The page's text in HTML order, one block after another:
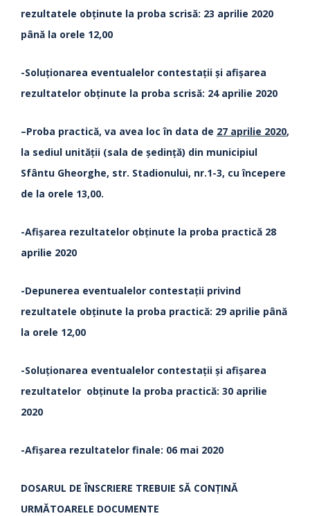
rezultatele obținute la proba scrisă: 23 aprilie 2020
până la orele 12,00
-Soluționarea eventualelor contestații și afișarea
rezultatelor obținute la proba scrisă: 24 aprilie 2020
–Proba practică, va avea loc în data de 27 aprilie 2020,
la sediul unităţii (sala de şedinţă) din municipiul
Sfântu Gheorghe, str. Stadionului, nr.1-3, cu începere
de la orele 13,00.
-Afişarea rezultatelor obținute la proba practică 28
aprilie 2020
-Depunerea eventualelor contestații privind
rezultatele obținute la proba practică: 29 aprilie până
la orele 12,00
-Soluționarea eventualelor contestații și afișarea
rezultatelor obținute la proba practică: 30 aprilie
2020
-Afişarea rezultatelor finale: 06 mai 2020
DOSARUL DE ÎNSCRIERE TREBUIE SĂ CONŢINĂ
URMĂTOARELE DOCUMENTE